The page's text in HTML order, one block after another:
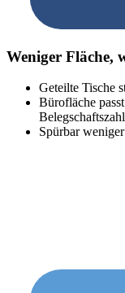
Weniger Fläche,
Geteilte Tische
Bürofläche
Belegschaftszahl
Spürbar